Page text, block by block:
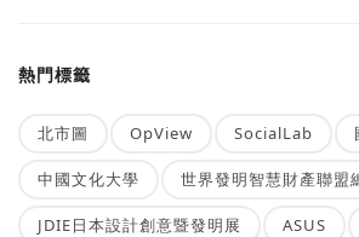
熱門標籤
北市圖 OpView SocialLab
中國文化大學 世界發明智慧財產聯盟
JDIE日本設計創意暨發明展 ASUS